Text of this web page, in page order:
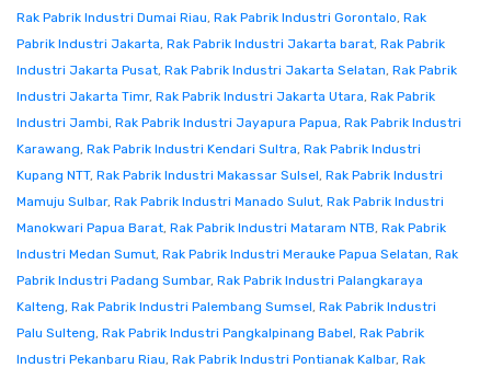
Rak Pabrik Industri Dumai Riau, Rak Pabrik Industri Gorontalo, Rak
Pabrik Industri Jakarta, Rak Pabrik Industri Jakarta barat, Rak Pabrik
Industri Jakarta Pusat, Rak Pabrik Industri Jakarta Selatan, Rak Pabrik
Industri Jakarta Timr, Rak Pabrik Industri Jakarta Utara, Rak Pabrik
Industri Jambi, Rak Pabrik Industri Jayapura Papua, Rak Pabrik Industri
Karawang, Rak Pabrik Industri Kendari Sultra, Rak Pabrik Industri
Kupang NTT, Rak Pabrik Industri Makassar Sulsel, Rak Pabrik Industri
Mamuju Sulbar, Rak Pabrik Industri Manado Sulut, Rak Pabrik Industri
Manokwari Papua Barat, Rak Pabrik Industri Mataram NTB, Rak Pabrik
Industri Medan Sumut, Rak Pabrik Industri Merauke Papua Selatan, Rak
Pabrik Industri Padang Sumbar, Rak Pabrik Industri Palangkaraya
Kalteng, Rak Pabrik Industri Palembang Sumsel, Rak Pabrik Industri
Palu Sulteng, Rak Pabrik Industri Pangkalpinang Babel, Rak Pabrik
Industri Pekanbaru Riau, Rak Pabrik Industri Pontianak Kalbar, Rak